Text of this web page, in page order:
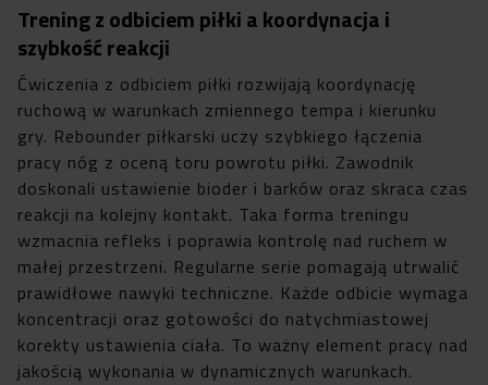
Trening z odbiciem piłki a koordynacja i
szybkość reakcji
Ćwiczenia z odbiciem piłki rozwijają koordynację
ruchową w warunkach zmiennego tempa i kierunku
gry. Rebounder piłkarski uczy szybkiego łączenia
pracy nóg z oceną toru powrotu piłki. Zawodnik
doskonali ustawienie bioder i barków oraz skraca czas
reakcji na kolejny kontakt. Taka forma treningu
wzmacnia refleks i poprawia kontrolę nad ruchem w
małej przestrzeni. Regularne serie pomagają utrwalić
prawidłowe nawyki techniczne. Każde odbicie wymaga
koncentracji oraz gotowości do natychmiastowej
korekty ustawienia ciała. To ważny element pracy nad
jakością wykonania w dynamicznych warunkach.